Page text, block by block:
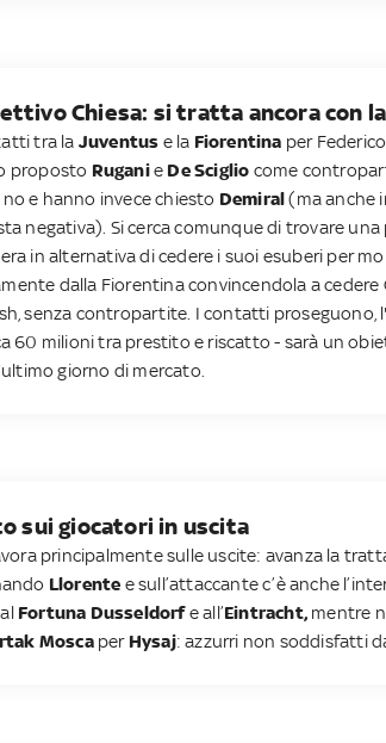
Chiesa: si tratta ancora con
tra la Juventus e la Fiorentina per
proposto Ruganie De Sciglio come
e hanno invece chiesto Demiral(ma anche
negativa). Si cerca comunque di trovare una
in alternativa di cedere i suoi esuberi per
dalla Fiorentina convincendola a cedere
senza contropartite. I contatti proseguono,
60 milioni tra prestito e riscatto - sarà un
giorno di mercato.
sui giocatori in uscita
principalmente sulle uscite: avanza la
Llorente e sull’attaccante c’è anche
Fortuna Dusseldorfe all’Eintracht, mentre
Mosca per Hysaj: azzurri non soddisfatti